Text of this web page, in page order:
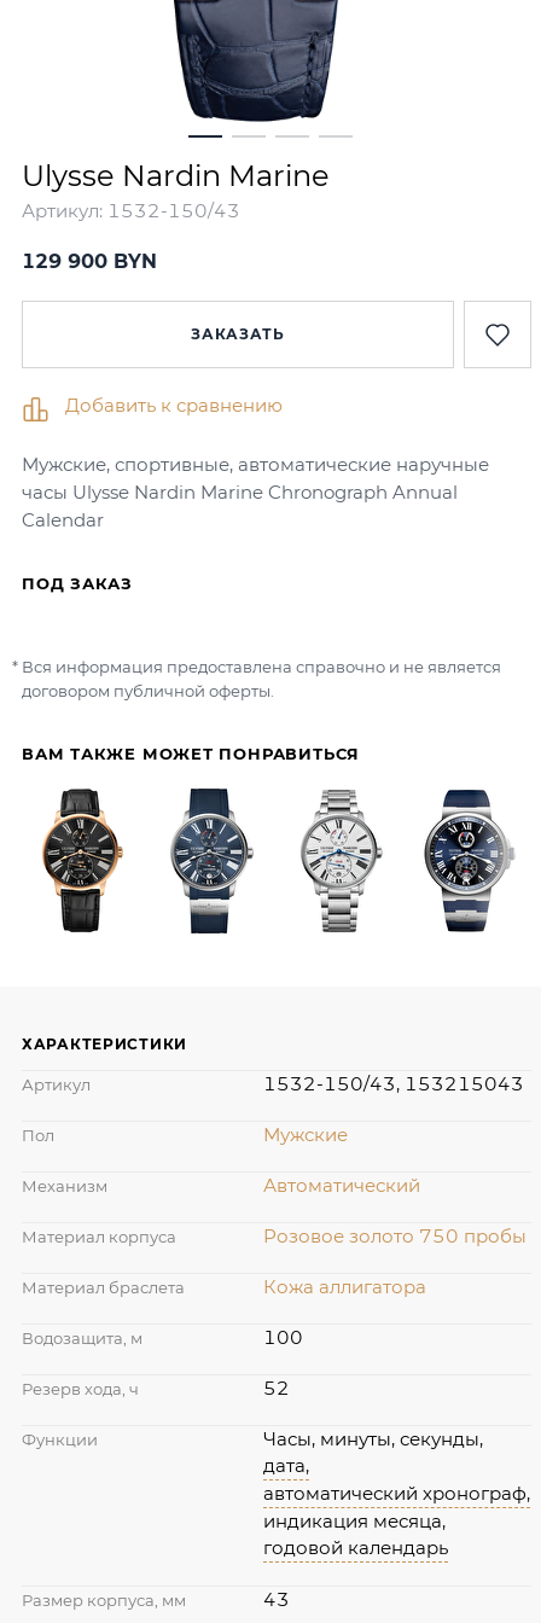
Ulysse Nardin Marine
Артикул: 1532-150/43
Мужские, спортивные, автоматические наручные
часы Ulysse Nardin Marine Chronograph Annual
Calendar
129 900 BYN
ЗАКАЗАТЬ
Добавить к сравнению
ВАМ ТАКЖЕ МОЖЕТ ПОНРАВИТЬСЯ
ПОД ЗАКАЗ
Вся информация предоставлена справочно и не является
договором публичной оферты.
ХАРАКТЕРИСТИКИ
Артикул 1532-150/43, 153215043
Пол Мужские
Механизм Автоматический
Материал корпуса Розовое золото 750 пробы
Материал браслета Кожа аллигатора
Водозащита, м 100
Резерв хода, ч 52
Функции
Часы, минуты, секунды,
дата,
автоматический хронограф,
индикация месяца,
годовой календарь
Размер корпуса, мм 43